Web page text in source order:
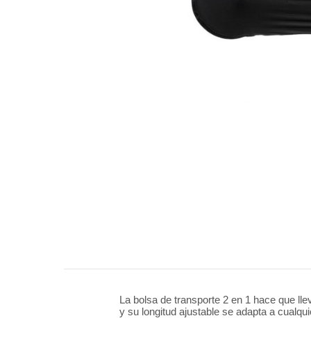
La bolsa de transporte 2 en 1 hace que
y su longitud ajustable se adapta a